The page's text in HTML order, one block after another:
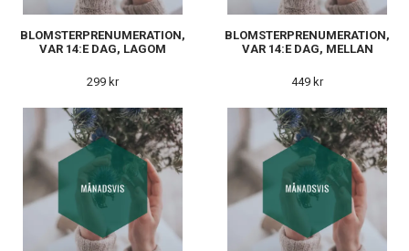
BLOMSTERPRENUMERATION,
VAR 14:E DAG, LAGOM
299 kr
BLOMSTERPRENUMERATION,
VAR 14:E DAG, MELLAN
449 kr